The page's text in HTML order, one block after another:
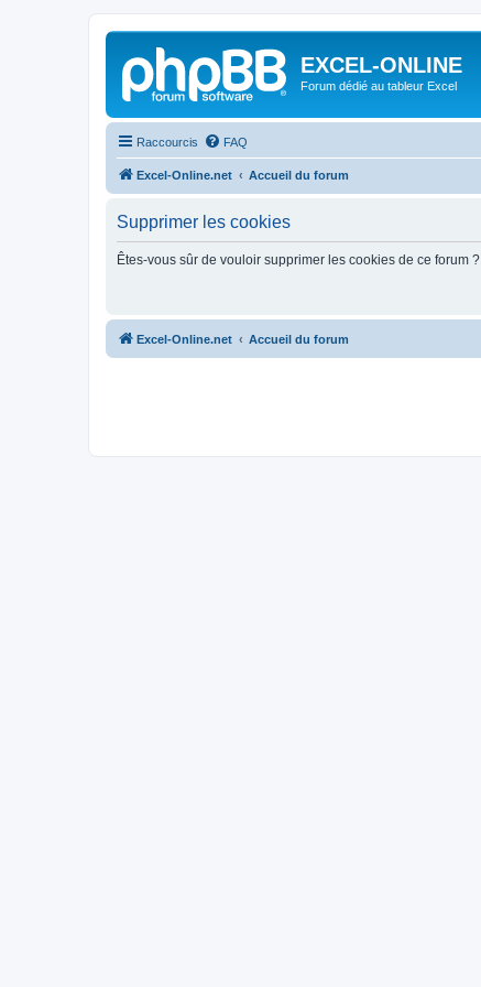
EXCEL-ONLINE
Forum dédié au tableur Excel
Raccourcis FAQ
Excel-Online.net Accueil du forum
Supprimer les cookies
Êtes-vous sûr de vouloir supprimer les cookies de ce forum ?
Excel-Online.net Accueil du forum